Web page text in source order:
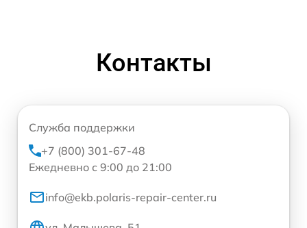
Контакты
Служба поддержки
+7 (800) 301-67-48
Ежедневно с 9:00 до 21:00
info@ekb.polaris-repair-center.ru